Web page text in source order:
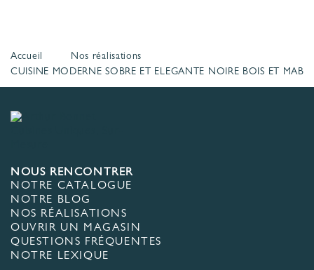
Accueil
Nos réalisations
CUISINE MODERNE SOBRE ET ELEGANTE NOIRE BOIS ET
NOUS RENCONTRER
NOTRE CATALOGUE
NOTRE BLOG
NOS RÉALISATIONS
OUVRIR UN MAGASIN
QUESTIONS FRÉQUENTES
NOTRE LEXIQUE